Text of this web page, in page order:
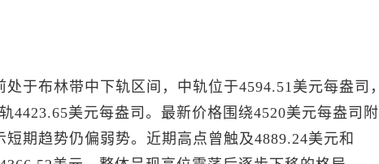
处于布林带中下轨区间，中轨位于4594.51美元每盎司，
4423.65美元每盎司。最新价格围绕4520美元每盎司附
期趋势仍偏弱势。近期高点曾触及4889.24美元和